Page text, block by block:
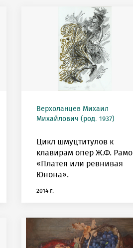
Верхоланцев Михаил
Михайлович (род. 1937)
Цикл шмуцтитулов к
клавирам опер Ж.Ф. Рамо
«Платея или ревнивая
Юнона».
2014 г.